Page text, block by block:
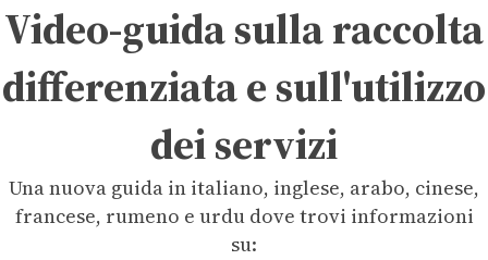
Video-guida sulla raccolta
differenziata e sull'utilizzo
dei servizi
Una nuova guida in italiano, inglese, arabo, cinese,
francese, rumeno e urdu dove trovi informazioni
su: